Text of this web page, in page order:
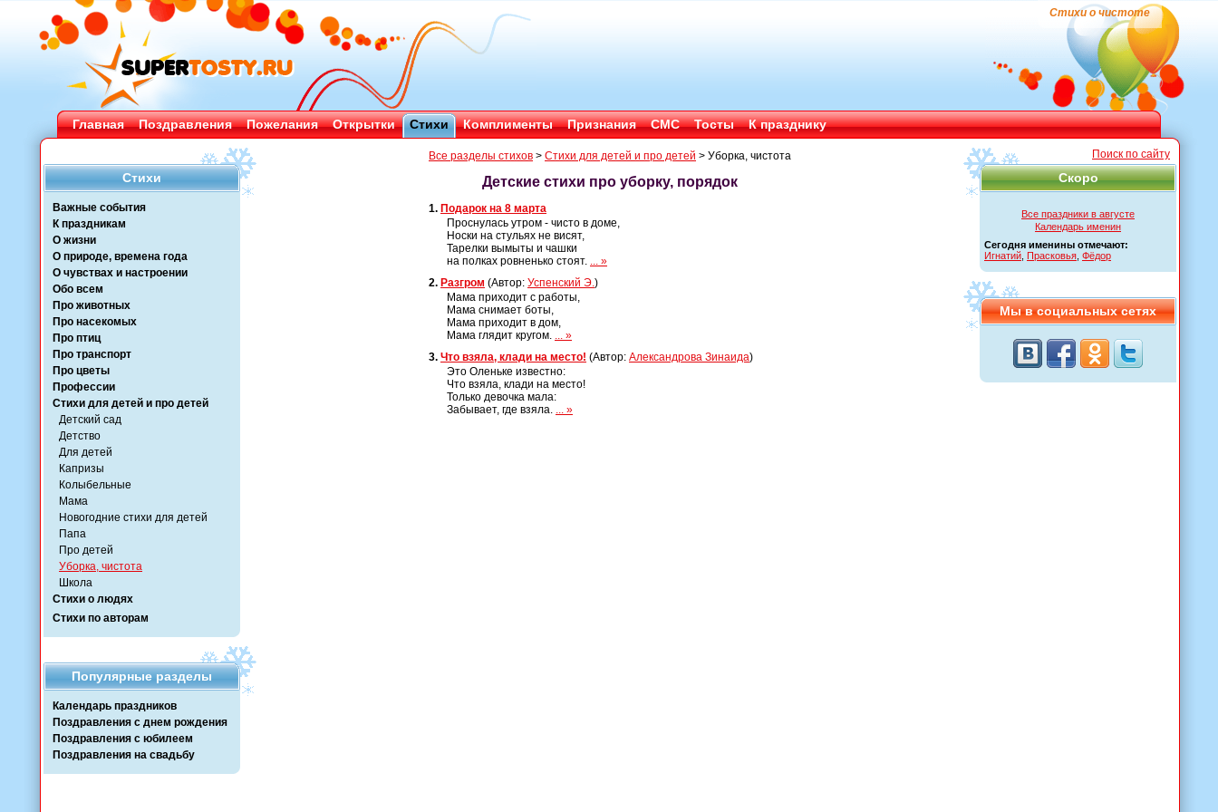
Стихи о чистоте
Главная Поздравления Пожелания Открытки Стихи Комплименты Признания СМС Тосты К празднику
Стихи
Важные события
К праздникам
О жизни
О природе, времена года
О чувствах и настроении
Обо всем
Про животных
Про насекомых
Про птиц
Про транспорт
Про цветы
Профессии
Стихи для детей и про детей
Детский сад
Детство
Для детей
Капризы
Колыбельные
Мама
Новогодние стихи для детей
Папа
Про детей
Уборка, чистота
Школа
Стихи о людях
Стихи по авторам
Популярные разделы
Календарь праздников
Поздравления с днем рождения
Поздравления с юбилеем
Поздравления на свадьбу
Поиск по сайту
Скоро
Все праздники в августе
Календарь именин
Сегодня именины отмечают:
Игнатий Прасковья Фёдор
Мы в социальных сетях
Все разделы стихов > Стихи для детей и про детей > Уборка, чистота
Детские стихи про уборку, порядок
1. Подарок на 8 марта
Проснулась утром - чисто в доме,
Носки на стульях не висят,
Тарелки вымыты и чашки
на полках ровненько стоят. ... »
2. Разгром (Автор: Успенский Э.)
Мама приходит с работы,
Мама снимает боты,
Мама приходит в дом,
Мама глядит кругом. ... »
3. Что взяла, клади на место! (Автор: Александрова Зинаида)
Это Оленьке известно:
Что взяла, клади на место!
Только девочка мала:
Забывает, где взяла. ... »